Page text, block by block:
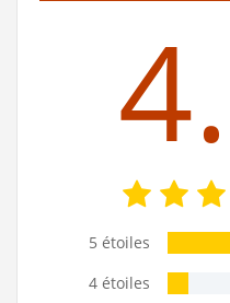
5 étoiles
4 étoiles